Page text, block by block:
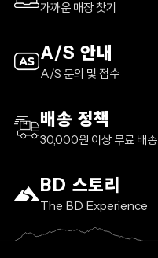
가까운 매장 찾기
A/S 안내
A/S 문의 및 접수
배송 정책
30,000원 이상 무료 배송
BD 스토리
The BD Experience